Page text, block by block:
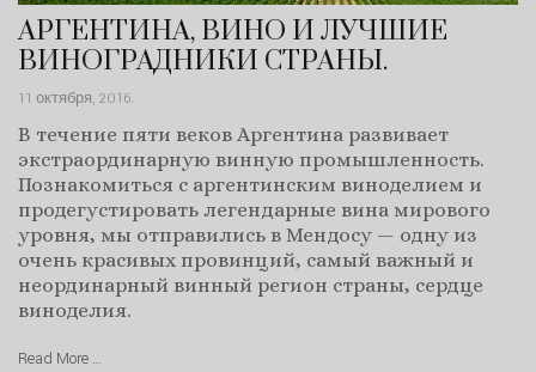
АРГЕНТИНА, ВИНО И ЛУЧШИЕ
ВИНОГРАДНИКИ СТРАНЫ.
11 октября, 2016.
В течение пяти веков Аргентина развивает
экстраординарную винную промышленность.
Познакомиться с аргентинским виноделием и
продегустировать легендарные вина мирового
уровня, мы отправились в Мендосу — одну из
очень красивых провинций, самый важный и
неординарный винный регион страны, сердце
виноделия.
Read More …